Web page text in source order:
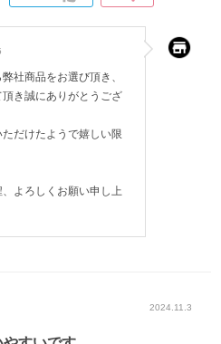
社商品をお選び頂き、
き誠にありがとうござ
だけたようで嬉しい限
よろしくお願い申し上
2024.11.3